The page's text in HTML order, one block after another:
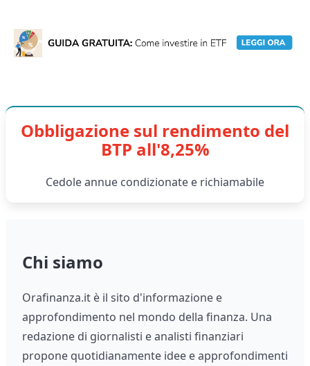
Obbligazione sul rendimento del
BTP all'8,25%
Cedole annue condizionate e richiamabile
Chi siamo
Orafinanza.it è il sito d'informazione e
approfondimento nel mondo della finanza. Una
redazione di giornalisti e analisti finanziari
propone quotidianamente idee e approfondimenti